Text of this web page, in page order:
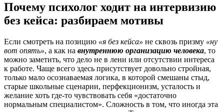
Почему психолог ходит на интервизию
без кейса: разбираем мотивы
Если смотреть на позицию «я без кейса» не сквозь призму «ну
вот опять», а как на внутреннюю организацию человека, то
можно заметить, что дело не в лени или отсутствии интереса
к работе. Чаще всего здесь присутствует довольно стройная,
только мало осознаваемая логика, в которой смешаны стыд,
старые школьные сценарии, перфекционизм, усталость и
желание хоть где-то чувствовать себя «достаточно
нормальным специалистом». Сложность в том, что иногда эта